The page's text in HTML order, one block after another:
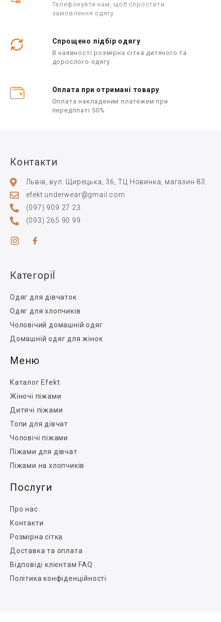
Телефонуйте нам, щоб спростити
замовлення одягу
Спрощено підбір одягу
В наявності розмірна сітка дитячого та
дорослого одягу
Оплата при отримані товару
Оплата накладеним платежем при
передплаті 50%
Контакти
Львів, вул. Щирецька, 36, ТЦ Новинка, магазин 83.
efekt.underwear@gmail.com
(097) 909 27 23
(093) 265 90 99
КатегоріЇ
Одяг для дівчаток
Одяг для хлопчиків
Чоловічий домашній одяг
Домашній одяг для жінок
Меню
Каталог Efekt
Жіночі піжами
Дитячі піжами
Топи для дівчат
Чоловічі піжами
Піжами для дівчат
Піжами на хлопчиків
Послуги
Про нас
Контакти
Розмірна сітка
Доставка та оплата
Відповіді клієнтам FAQ
Політика конфіденційності